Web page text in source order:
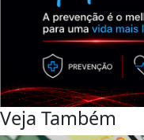
Veja Também